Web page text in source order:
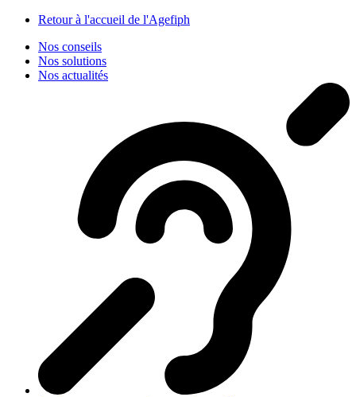
Retour à l'accueil de l'Agefiph
Nos conseils
Nos solutions
Nos actualités